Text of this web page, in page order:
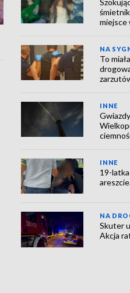
miejsce
NA
To
INNE
INNE
19-
NA
Skuter
Akcja